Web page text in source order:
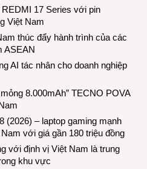
17 Series với pin
Việt Nam
thúc đẩy hành trình của các
ASEAN
AI tác nhân cho doanh nghiệp
8.000mAh” TECNO POVA
(2026) – laptop gaming mạnh
với giá gần 180 triệu đồng
với định vị Việt Nam là trung
khu vực